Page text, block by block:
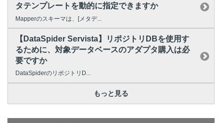
タテンプレートを動的に指定できますか
Mapperのスキーマは、[メタデ...
【DataSpider Servista】リポジトリDBを使用す
るために、対象データベースのアダプタ購入は必
要ですか
DataSpiderのリポジトリD...
もっと見る